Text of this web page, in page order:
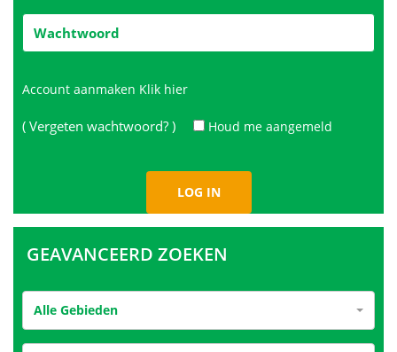
Account aanmaken Klik hier
( Vergeten wachtwoord? ) Houd me aangemeld
GEAVANCEERD ZOEKEN
Alle Gebieden